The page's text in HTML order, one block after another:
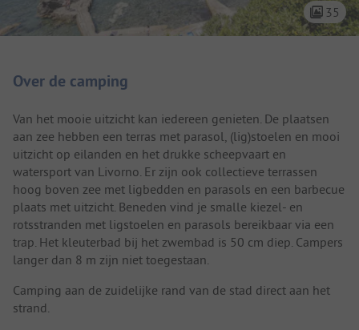
35
Over de camping
Van het mooie uitzicht kan iedereen genieten. De plaatsen
aan zee hebben een terras met parasol, (lig)stoelen en mooi
uitzicht op eilanden en het drukke scheepvaart en
watersport van Livorno. Er zijn ook collectieve terrassen
hoog boven zee met ligbedden en parasols en een barbecue
plaats met uitzicht. Beneden vind je smalle kiezel- en
rotsstranden met ligstoelen en parasols bereikbaar via een
trap. Het kleuterbad bij het zwembad is 50 cm diep. Campers
langer dan 8 m zijn niet toegestaan.
Camping aan de zuidelijke rand van de stad direct aan het
strand.